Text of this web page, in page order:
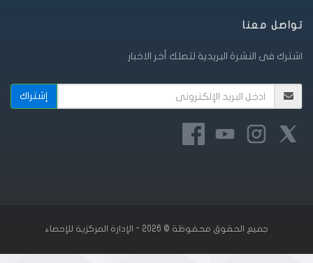
تواصل معنا
اشترك فى النشرة البريدية لتصلك أخر الاخبار
جميع الحقوق محفوظة © 2026 - الإدارة المركزية للإحصاء